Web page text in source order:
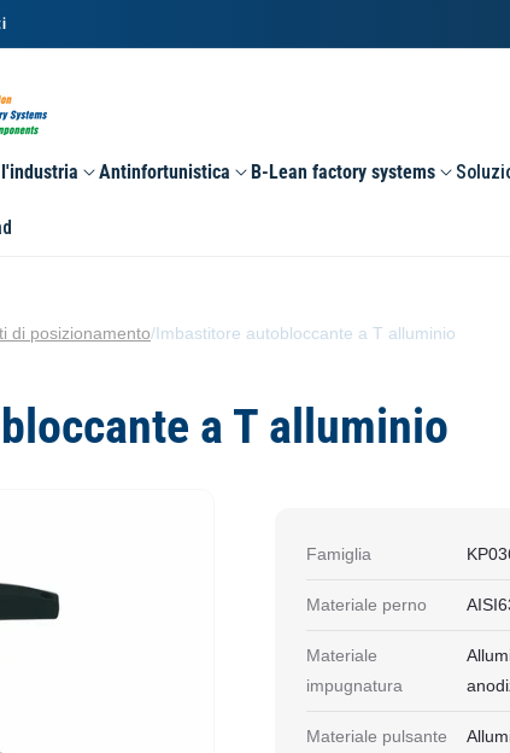
Antinfortunistica B-Lean factory systems
di posizionamento/Imbastitore autobloccante a T alluminio
a T alluminio
Famiglia
Materiale perno
Materiale
impugnatura
Materiale pulsante